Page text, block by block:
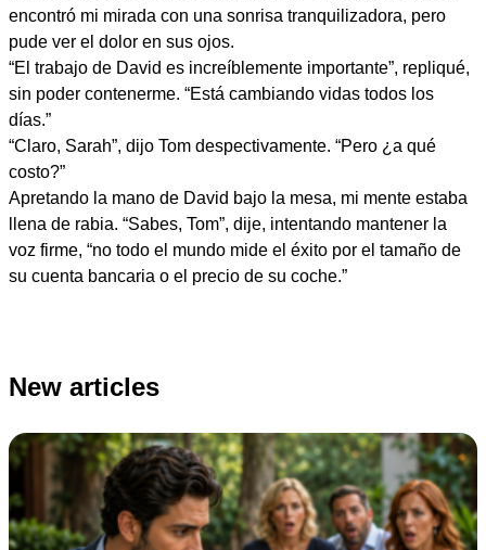
encontró mi mirada con una sonrisa tranquilizadora, pero
pude ver el dolor en sus ojos.
“El trabajo de David es increíblemente importante”, repliqué,
sin poder contenerme. “Está cambiando vidas todos los
días.”
“Claro, Sarah”, dijo Tom despectivamente. “Pero ¿a qué
costo?”
Apretando la mano de David bajo la mesa, mi mente estaba
llena de rabia. “Sabes, Tom”, dije, intentando mantener la
voz firme, “no todo el mundo mide el éxito por el tamaño de
su cuenta bancaria o el precio de su coche.”
New articles